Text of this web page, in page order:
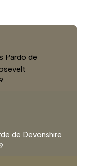
Pardo de
de Devonshire